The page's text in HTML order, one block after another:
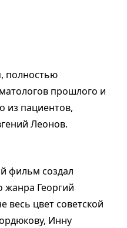
полностью
прошлого и
из пациентов,
Леонов.
фильм создал
жанра Георгий
весь цвет советской
Инну